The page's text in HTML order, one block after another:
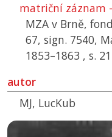
matriční záznam
MZA v Brně,
67, sign. 7540,
1853–1863 , s.
autor
MJ, LucKub